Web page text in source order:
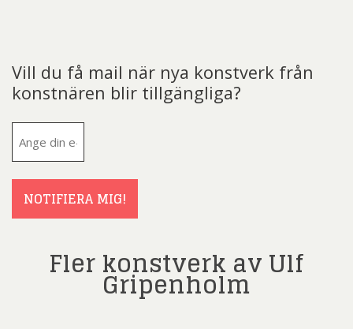
Vill du få mail när nya konstverk från
konstnären blir tillgängliga?
NOTIFIERA MIG!
Fler konstverk av Ulf
Gripenholm